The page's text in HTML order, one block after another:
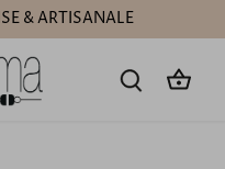
& ARTISANALE